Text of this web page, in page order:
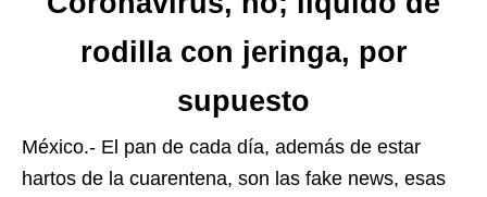
rodilla con jeringa, por
supuesto
México.- El pan de cada día, además de estar
hartos de la cuarentena, son las fake news, esas